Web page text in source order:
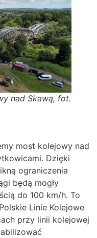
nad Skawą, fot.
most kolejowy nad
Dzięki
ograniczenia
będą mogły
do 100 km/h. To
Linie Kolejowe
przy linii kolejowej